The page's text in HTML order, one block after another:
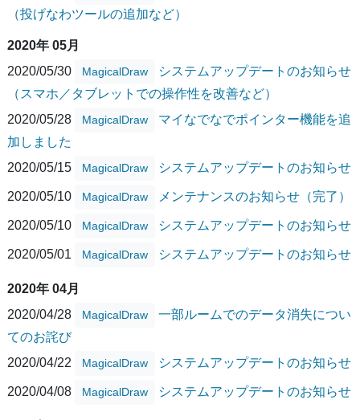
（投げなわツールの追加など）
2020年 05月
2020/05/30
MagicalDraw
システムアップデートのお知らせ
（スマホ／タブレットでの操作性を改善など）
2020/05/28
MagicalDraw
マイなでなでポインター機能を追
加しました
2020/05/15
MagicalDraw システムアップデートのお知らせ
2020/05/10 MagicalDraw メンテナンスのお知らせ（完了）
2020/05/10 MagicalDraw システムアップデートのお知らせ
2020/05/01 MagicalDraw システムアップデートのお知らせ
2020年 04月
2020/04/28
MagicalDraw
一部ルームでのデータ消失につい
てのお詫び
2020/04/22
MagicalDraw システムアップデートのお知らせ
2020/04/08 MagicalDraw システムアップデートのお知らせ